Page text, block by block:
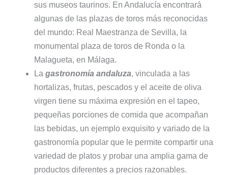
sus museos taurinos. En Andalucía encontrará
algunas de las plazas de toros más reconocidas
del mundo: Real Maestranza de Sevilla, la
monumental plaza de toros de Ronda o la
Malagueta, en Málaga.
La gastronomía andaluza, vinculada a las
hortalizas, frutas, pescados y el aceite de oliva
virgen tiene su máxima expresión en el tapeo,
pequeñas porciones de comida que acompañan
las bebidas, un ejemplo exquisito y variado de la
gastronomía popular que le permite compartir una
variedad de platos y probar una amplia gama de
productos diferentes a precios razonables.